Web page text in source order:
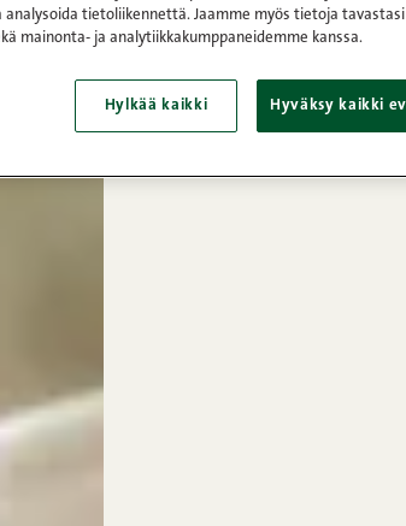
analysoida tietoliikennettä. Jaamme myös tietoja
mainonta- ja analytiikkakumppaneidemme kanssa.
Hylkää kaikki Hyväksy kaikki